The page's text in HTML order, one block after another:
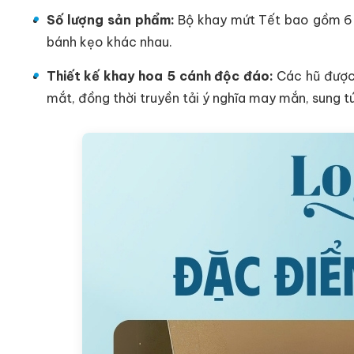
Số lượng sản phẩm: Bộ khay mứt Tết bao gồm
bánh kẹo khác nhau.
Thiết kế khay hoa 5 cánh độc đáo: Các hũ
mắt, đồng thời truyền tải ý nghĩa may mắn, sung